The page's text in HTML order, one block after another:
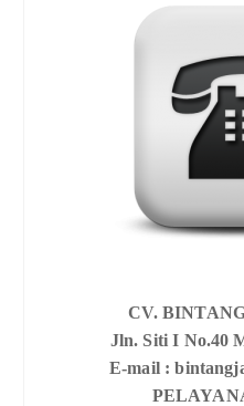
CV.
Jln. Siti I No.40
E-mail :